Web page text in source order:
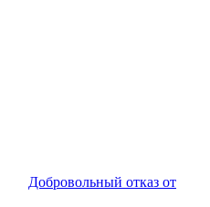
Добровольный отказ от